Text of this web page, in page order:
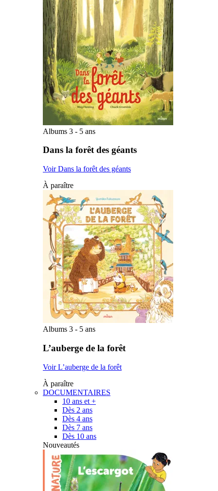
Albums 3 - 5 ans
Dans la forêt des géants
Voir Dans la forêt des géants
À paraître
Albums 3 - 5 ans
L’auberge de la forêt
Voir L’auberge de la forêt
À paraître
DOCUMENTAIRES
10 ans et +
Dès 2 ans
Dès 4 ans
Dès 7 ans
Dès 10 ans
Nouveautés